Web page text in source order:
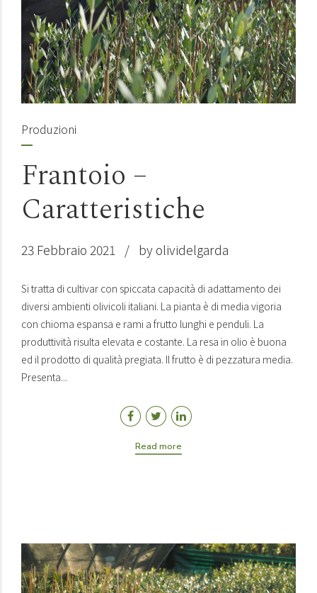
Produzioni
Frantoio –
Caratteristiche
23 Febbraio 2021 by olividelgarda
Si tratta di cultivar con spiccata capacità di adattamento dei
diversi ambienti olivicoli italiani. La pianta è di media vigoria
con chioma espansa e rami a frutto lunghi e penduli. La
produttività risulta elevata e costante. La resa in olio è buona
ed il prodotto di qualità pregiata. Il frutto è di pezzatura media.
Presenta...
Read more